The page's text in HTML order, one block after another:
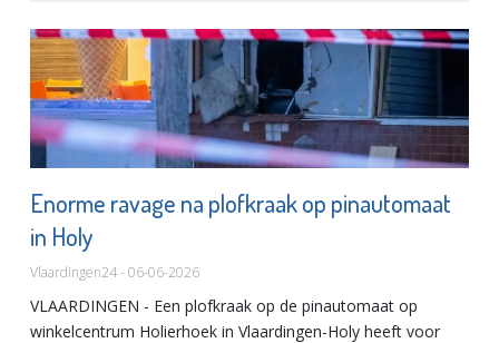
Enorme ravage na plofkraak op pinautomaat
in Holy
Vlaardingen24 - 06-06-2026
VLAARDINGEN - Een plofkraak op de pinautomaat op
winkelcentrum Holierhoek in Vlaardingen-Holy heeft voor